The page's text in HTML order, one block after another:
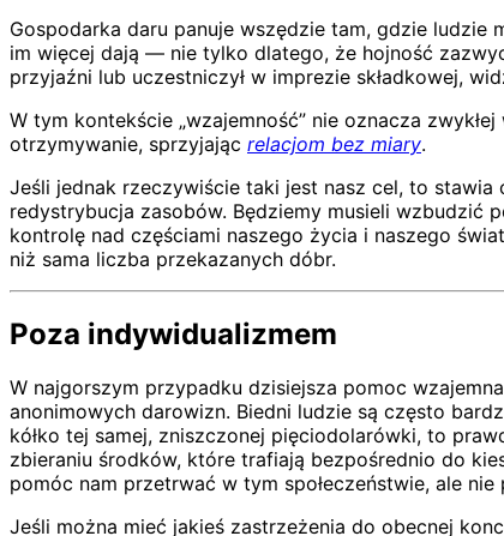
Gospodarka daru panuje wszędzie tam, gdzie
im więcej dają — nie tylko dlatego, że hojność
przyjaźni lub uczestniczył w imprezie składkowej,
W tym kontekście „wzajemność” nie oznacza
otrzymywanie, sprzyjając relacjom bez miary.
Jeśli jednak rzeczywiście taki jest nasz cel, to
redystrybucja zasobów. Będziemy musieli
kontrolę nad częściami naszego życia i naszego
niż sama liczba przekazanych dóbr.
Poza indywidualizmem
W najgorszym przypadku dzisiejsza pomoc
anonimowych darowizn. Biedni ludzie są często
kółko tej samej, zniszczonej pięciodolarówki, to
zbieraniu środków, które trafiają bezpośrednio do
pomóc nam przetrwać w tym społeczeństwie, ale
Jeśli można mieć jakieś zastrzeżenia do obecnej